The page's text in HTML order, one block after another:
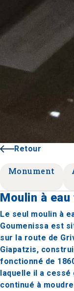
Retour
Monument
Moulin à
Le seul moulin à
Goumenissa est
sur la route de
Giapatzis,
fonctionné de
laquelle il a
continué à